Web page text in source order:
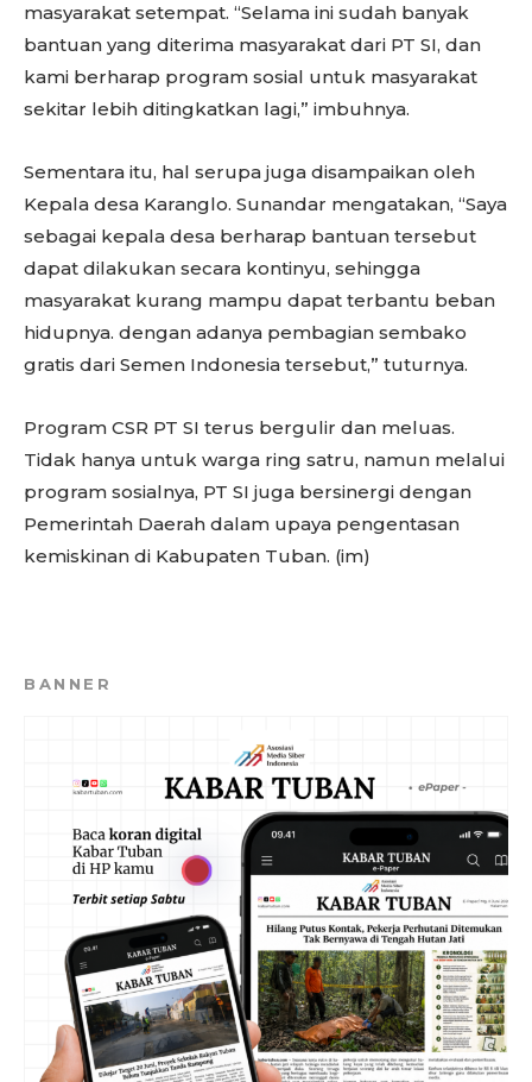
masyarakat setempat. “Selama ini sudah banyak
bantuan yang diterima masyarakat dari PT SI, dan
kami berharap program sosial untuk masyarakat
sekitar lebih ditingkatkan lagi,” imbuhnya.
Sementara itu, hal serupa juga disampaikan oleh
Kepala desa Karanglo. Sunandar mengatakan, “Saya
sebagai kepala desa berharap bantuan tersebut
dapat dilakukan secara kontinyu, sehingga
masyarakat kurang mampu dapat terbantu beban
hidupnya. dengan adanya pembagian sembako
gratis dari Semen Indonesia tersebut,” tuturnya.
Program CSR PT SI terus bergulir dan meluas.
Tidak hanya untuk warga ring satru, namun melalui
program sosialnya, PT SI juga bersinergi dengan
Pemerintah Daerah dalam upaya pengentasan
kemiskinan di Kabupaten Tuban. (im)
BANNER